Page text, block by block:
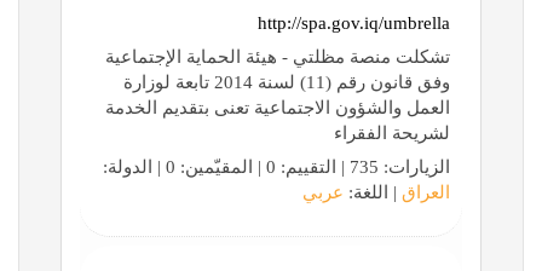
http://spa.gov.iq/umbrella
تشكلت منصة مظلتي - هيئة الحماية الإجتماعية
وفق قانون رقم (11) لسنة 2014 تابعة لوزارة
العمل والشؤون الاجتماعية تعنى بتقديم الخدمة
لشريحة الفقراء
الزيارات: 735 | التقييم: 0 | المقيّمين: 0 | الدولة:
العراق | اللغة: عربي